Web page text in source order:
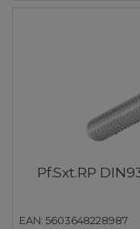
Pf.Sxt.RP
EAN: 5603648228987